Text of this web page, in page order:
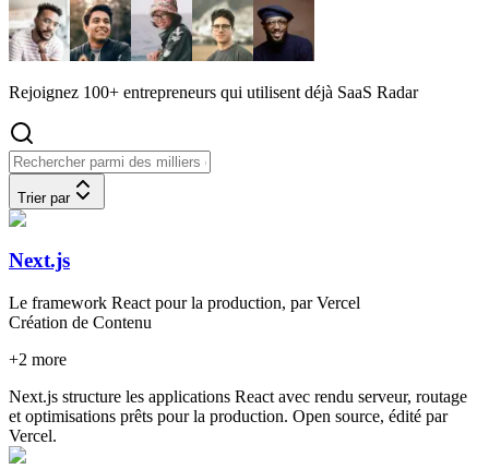
Rejoignez 100+ entrepreneurs qui utilisent déjà SaaS Radar
Trier par
Next.js
Le framework React pour la production, par Vercel
Création de Contenu
+2 more
Next.js structure les applications React avec rendu serveur, routage
et optimisations prêts pour la production. Open source, édité par
Vercel.